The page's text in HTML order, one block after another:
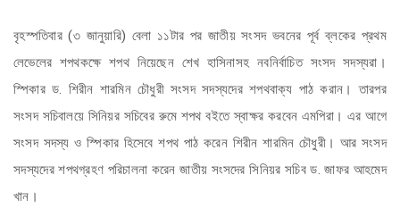
বৃহস্পতিবার (৩ জানুয়ারি) বেলা ১১টার পর জাতীয় সংসদ ভবনের পূর্ব ব্লকের প্রথম
লেভেলের শপথকক্ষে শপথ নিয়েছেন শেখ হাসিনাসহ নবনির্বাচিত সংসদ সদস্যরা।
স্পিকার ড. শিরীন শারমিন চৌধুরী সংসদ সদস্যদের শপথবাক্য পাঠ করান। তারপর
সংসদ সচিবালয়ে সিনিয়র সচিবের রুমে শপথ বইতে স্বাক্ষর করবেন এমপিরা। এর আগে
সংসদ সদস্য ও স্পিকার হিসেবে শপথ পাঠ করেন শিরীন শারমিন চৌধুরী। আর সংসদ
সদস্যদের শপথগ্রহণ পরিচালনা করেন জাতীয় সংসদের সিনিয়র সচিব ড. জাফর আহমেদ
খান।